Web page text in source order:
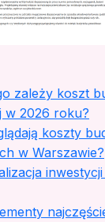
zależy koszt
w 2026 roku?
koszty
w Warszawie?